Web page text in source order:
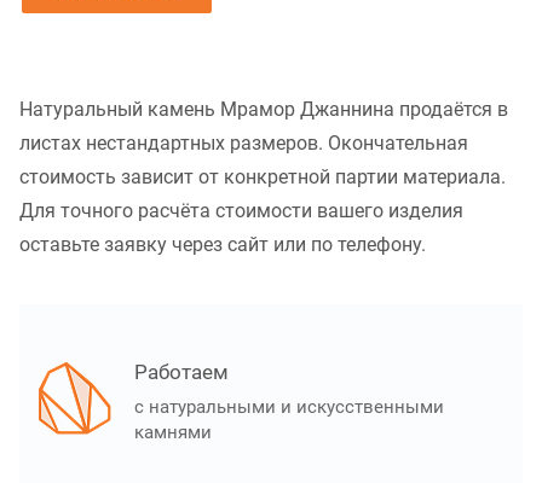
Натуральный камень Мрамор Джаннина продаётся в
листах нестандартных размеров. Окончательная
стоимость зависит от конкретной партии материала.
Для точного расчёта стоимости вашего изделия
оставьте заявку через сайт или по телефону.
Работаем
с натуральными и искусственными
камнями